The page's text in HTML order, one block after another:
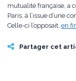
mutualité française, a
Paris, à l’issue d’une
Celle-ci l’opposait, en
Partager cet